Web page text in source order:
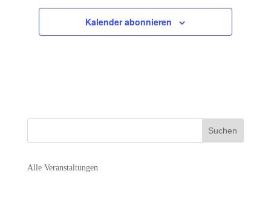
Kalender abonnieren
Alle Veranstaltungen